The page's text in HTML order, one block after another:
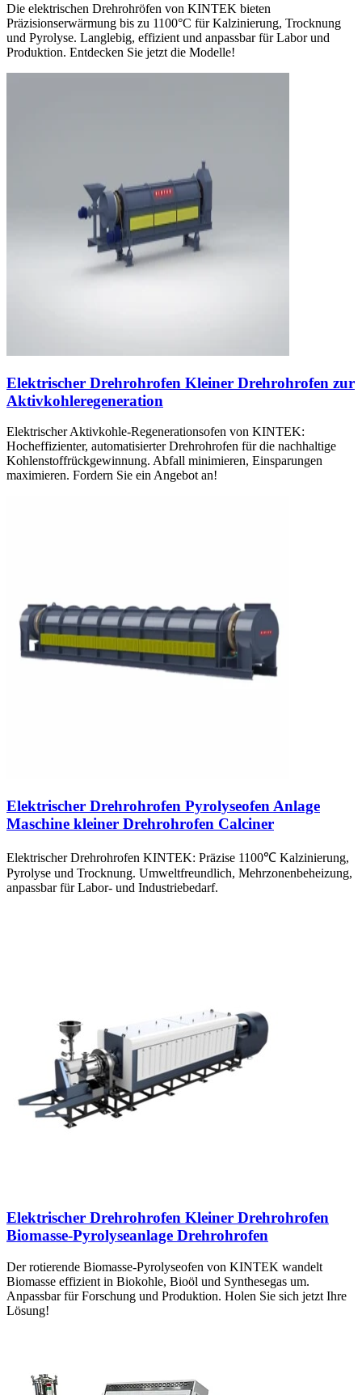
Die elektrischen Drehrohröfen von KINTEK bieten
Präzisionserwärmung bis zu 1100°C für Kalzinierung, Trocknung
und Pyrolyse. Langlebig, effizient und anpassbar für Labor und
Produktion. Entdecken Sie jetzt die Modelle!
Elektrischer Drehrohrofen Kleiner Drehrohrofen zur
Aktivkohleregeneration
Elektrischer Aktivkohle-Regenerationsofen von KINTEK:
Hocheffizienter, automatisierter Drehrohrofen für die nachhaltige
Kohlenstoffrückgewinnung. Abfall minimieren, Einsparungen
maximieren. Fordern Sie ein Angebot an!
Elektrischer Drehrohrofen Pyrolyseofen Anlage
Maschine kleiner Drehrohrofen Calciner
Elektrischer Drehrohrofen KINTEK: Präzise 1100℃ Kalzinierung,
Pyrolyse und Trocknung. Umweltfreundlich, Mehrzonenbeheizung,
anpassbar für Labor- und Industriebedarf.
Elektrischer Drehrohrofen Kleiner Drehrohrofen
Biomasse-Pyrolyseanlage Drehrohrofen
Der rotierende Biomasse-Pyrolyseofen von KINTEK wandelt
Biomasse effizient in Biokohle, Bioöl und Synthesegas um.
Anpassbar für Forschung und Produktion. Holen Sie sich jetzt Ihre
Lösung!